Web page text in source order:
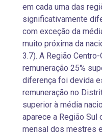
em cada uma das
significativamente
com exceção da
muito próxima da
3.7). A Região
remuneração 25%
diferença foi devida
remuneração no
superior à média
aparece a Região Sul
mensal dos mestres